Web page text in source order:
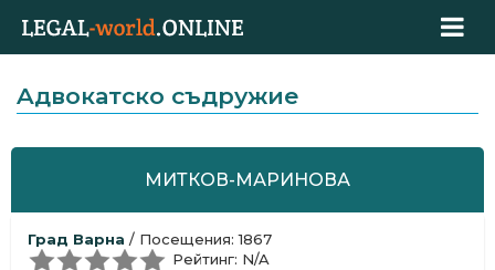
Aдвокатскo съдружие
МИТКОВ-МАРИНОВА
Град Варна / Посещения: 1867
Рейтинг: N/A